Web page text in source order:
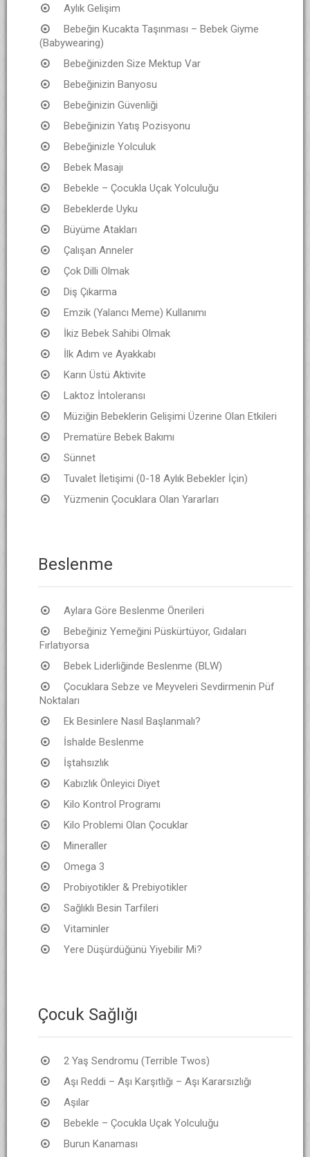
Aylık Gelişim
Bebeğin Kucakta Taşınması – Bebek Giyme
(Babywearing)
Bebeğinizden Size Mektup Var
Bebeğinizin Banyosu
Bebeğinizin Güvenliği
Bebeğinizin Yatış Pozisyonu
Bebeğinizle Yolculuk
Bebek Masajı
Bebekle – Çocukla Uçak Yolculuğu
Bebeklerde Uyku
Büyüme Atakları
Çalışan Anneler
Çok Dilli Olmak
Diş Çıkarma
Emzik (Yalancı Meme) Kullanımı
İkiz Bebek Sahibi Olmak
İlk Adım ve Ayakkabı
Karın Üstü Aktivite
Laktoz İntoleransı
Müziğin Bebeklerin Gelişimi Üzerine Olan Etkileri
Prematüre Bebek Bakımı
Sünnet
Tuvalet İletişimi (0-18 Aylık Bebekler İçin)
Yüzmenin Çocuklara Olan Yararları
Beslenme
Aylara Göre Beslenme Önerileri
Bebeğiniz Yemeğini Püskürtüyor, Gıdaları
Fırlatıyorsa
Bebek Liderliğinde Beslenme (BLW)
Çocuklara Sebze ve Meyveleri Sevdirmenin Püf
Noktaları
Ek Besinlere Nasıl Başlanmalı?
İshalde Beslenme
İştahsızlık
Kabızlık Önleyici Diyet
Kilo Kontrol Programı
Kilo Problemi Olan Çocuklar
Mineraller
Omega 3
Probiyotikler & Prebiyotikler
Sağlıklı Besin Tarfileri
Vitaminler
Yere Düşürdüğünü Yiyebilir Mi?
Çocuk Sağlığı
2 Yaş Sendromu (Terrible Twos)
Aşı Reddi – Aşı Karşıtlığı – Aşı Kararsızlığı
Aşılar
Bebekle – Çocukla Uçak Yolculuğu
Burun Kanaması